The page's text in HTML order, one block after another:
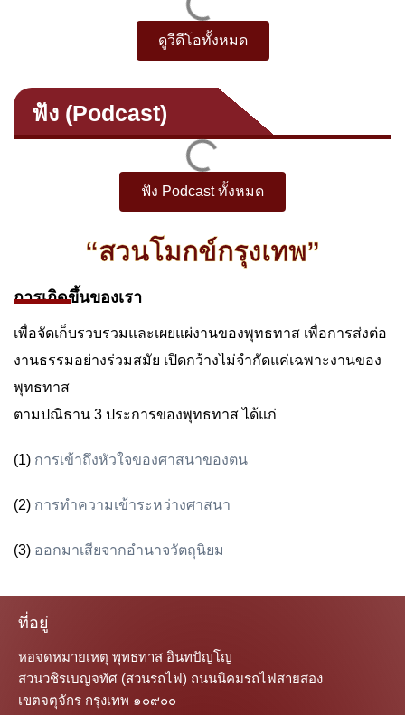
ดูวีดีโอทั้งหมด
ฟัง (Podcast)
ฟัง Podcast ทั้งหมด
“สวนโมกข์กรุงเทพ”
การเกิดขึ้นของเรา
เพื่อจัดเก็บรวบรวมและเผยแผ่งานของพุทธทาส เพื่อการส่งต่อ
งานธรรมอย่างร่วมสมัย เปิดกว้างไม่จำกัดแค่เฉพาะงานของ
ตามปณิธาน 3 ประการของพุทธทาส ได้แก่
การเข้าถึงหัวใจของศาสนาของตน
การทำความเข้าระหว่างศาสนา
ออกมาเสียจากอำนาจวัตถุนิยม
ที่อยู่
หอจดหมายเหตุ พุทธทาส อินทปัญโญ
สวนวชิรเบญจทัศ (สวนรถไฟ) ถนนนิคมรถไฟสายสอง
เขตจตุจักร กรุงเทพ ๑๐๙๐๐